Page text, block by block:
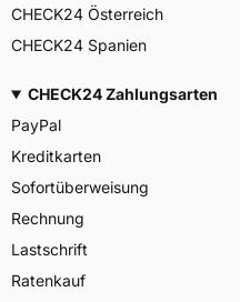
CHECK24 Österreich
CHECK24 Spanien
CHECK24 Zahlungsarten
PayPal
Kreditkarten
Sofortüberweisung
Rechnung
Lastschrift
Ratenkauf